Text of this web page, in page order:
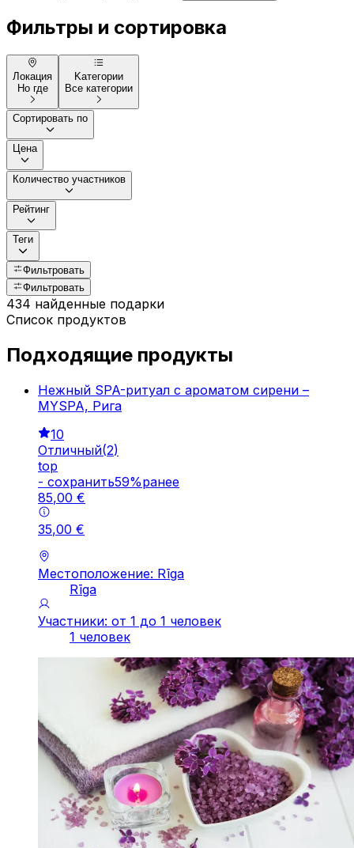
Фильтры и сортировка
Локация
Но где
Kатегории
Все категории
Сортировать по
Цена
Количество участников
Рейтинг
Теги
Фильтровать
Фильтровать
434 найденные подарки
Список продуктов
Подходящие продукты
Нежный SPA-ритуал с ароматом сирени –
MYSPA, Рига
10
Отличный(2)
top
- cохранить59%ранее
85,00 €
35,00 €
Местоположение: Rīga
Rīga
Участники: от 1 до 1 человек
1 человек